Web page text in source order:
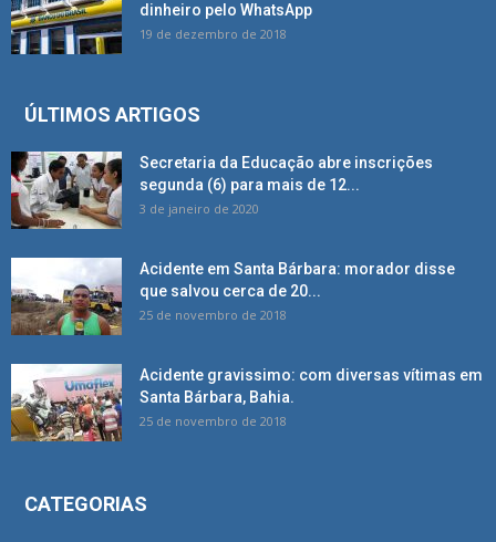
dinheiro pelo WhatsApp
19 de dezembro de 2018
ÚLTIMOS ARTIGOS
Secretaria da Educação abre inscrições
segunda (6) para mais de 12...
3 de janeiro de 2020
Acidente em Santa Bárbara: morador disse
que salvou cerca de 20...
25 de novembro de 2018
Acidente gravissimo: com diversas vítimas em
Santa Bárbara, Bahia.
25 de novembro de 2018
CATEGORIAS